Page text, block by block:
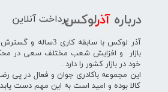
پرداخت آنلاین دربارهآذرلوکس
آذر لوکس با سابقه کاری
بازار و افزایش شعب مختلف سعی در
خود در بازار کشور را دارد .
این مجموعه باکادری جوان و فعال در پی
کالا بوده و امید است به این مهم دست